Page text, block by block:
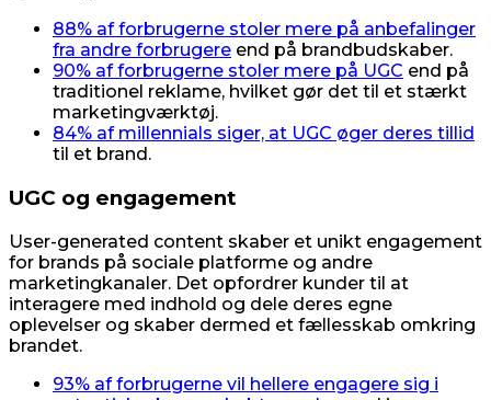
88% af forbrugerne stoler mere på anbefalinger
fra andre forbrugere end på brandbudskaber.
90% af forbrugerne stoler mere på UGC end på
traditionel reklame, hvilket gør det til et stærkt
marketingværktøj.
84% af millennials siger, at UGC øger deres tillid
til et brand.
UGC og engagement
User-generated content skaber et unikt engagement
for brands på sociale platforme og andre
marketingkanaler. Det opfordrer kunder til at
interagere med indhold og dele deres egne
oplevelser og skaber dermed et fællesskab omkring
brandet.
93% af forbrugerne vil hellere engagere sig i